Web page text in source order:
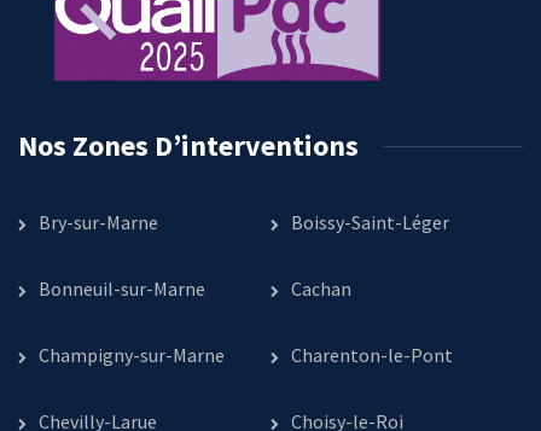
Nos Zones D’interventions
Bry-sur-Marne Boissy-Saint-Léger
Bonneuil-sur-Marne Cachan
Champigny-sur-Marne Charenton-le-Pont
Chevilly-Larue Choisy-le-Roi